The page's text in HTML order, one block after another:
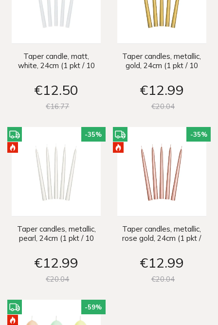
Taper candle, matt,
white, 24cm (1 pkt / 10
€12 50
€1677
Taper candles, metallic,
gold, 24cm (1 pkt / 10
€12 99
€2004
-35%
Taper candles, metallic,
pearl, 24cm (1 pkt / 10
€12 99
€2004
-35%
Taper candles, metallic,
rose gold, 24cm (1 pkt /
€12 99
€2004
-59%